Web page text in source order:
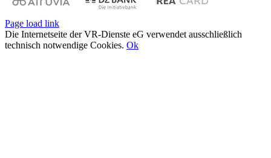
Page load link
Die Internetseite der VR-Dienste eG verwendet ausschließlich
technisch notwendige Cookies. Ok